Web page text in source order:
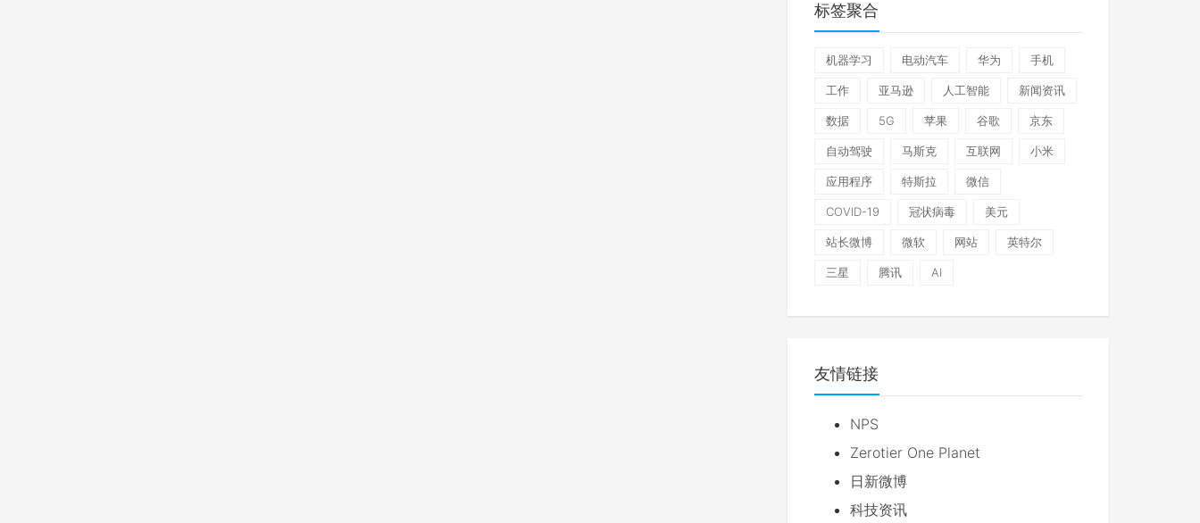
标签聚合
机器学习 电动汽车 华为 手机
工作 亚马逊 人工智能 新闻资讯
数据 5G 苹果 谷歌 京东
自动驾驶 马斯克 互联网 小米
应用程序 特斯拉 微信
COVID-19 冠状病毒 美元
站长微博 微软 网站 英特尔
三星 腾讯 AI
友情链接
NPS
Zerotier One Planet
日新微博
科技资讯